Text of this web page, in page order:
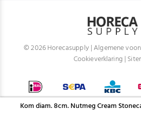
Kom diam. 8cm. Nutmeg Cream
© 2026 Horecasupply |Algemene
Cookieverklaring |